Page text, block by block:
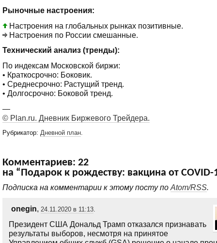
Рыночные настроения:
Настроения на глобальных рынках позитивные.
Настроения по России смешанные.
Технический анализ (тренды):
По индексам Московской биржи:
• Краткосрочно: Боковик.
• Среднесрочно: Растущий тренд.
• Долгосрочно: Боковой тренд.
—
© Plan.ru. Дневник Биржевого Трейдера.
Рубрикатор: Дневной план
Комментариев: 22
на “Подарок к рождеству: вакцина от COVID-
Подписка на комментарии к этому посту по Atom/RSS.
onegin, 24.11.2020 в 11:13.
Президент США Дональд Трамп отказался признавать
результаты выборов, несмотря на принятое